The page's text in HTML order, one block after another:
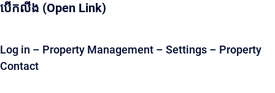
បើកលីង (Open Link)
Log in – Property Management – Settings – Property
Contact